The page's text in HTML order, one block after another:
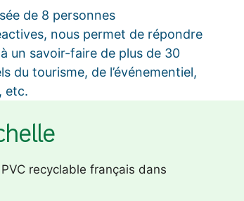
de 8 personnes
nous permet de répondre
un savoir-faire de plus de 30
du tourisme, de l’événementiel,
etc.
recyclable français dans